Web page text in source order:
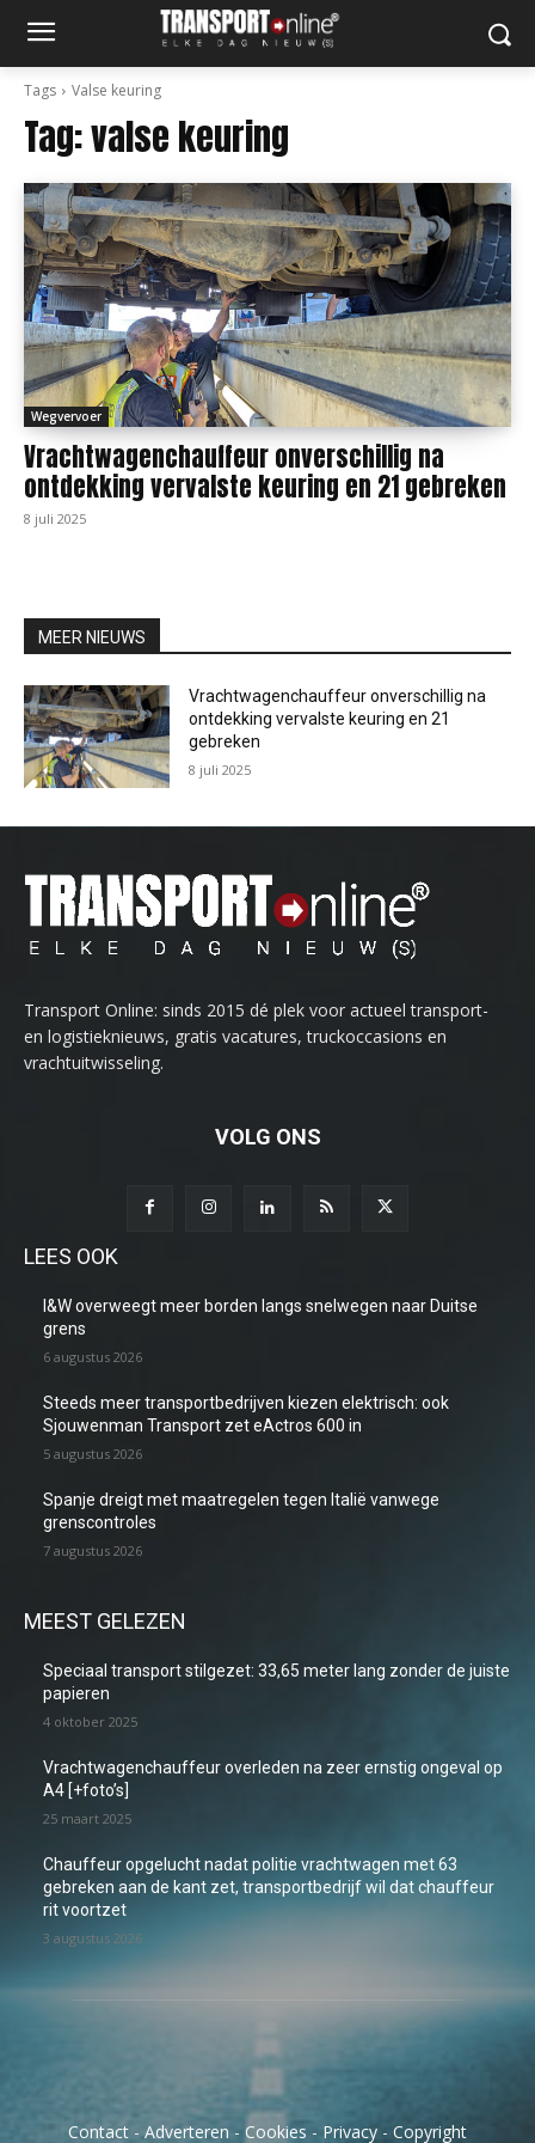
Tags Valse keuring
Tag:valse keuring
Wegvervoer
Vrachtwagenchauffeur onverschillig na
ontdekking vervalste keuring en 21 gebreken
8 juli 2025
MEER NIEUWS
Vrachtwagenchauffeur onverschillig na
ontdekking vervalste keuring en 21
gebreken
8 juli 2025
Transport Online: sinds 2015 dé plek voor actueel transport-
en logistieknieuws, gratis vacatures, truckoccasions en
vrachtuitwisseling.
VOLG ONS
LEES OOK
I&W overweegt meer borden langs snelwegen naar Duitse
grens
6 augustus 2026
Steeds meer transportbedrijven kiezen elektrisch: ook
Sjouwenman Transport zet eActros 600 in
5 augustus 2026
Spanje dreigt met maatregelen tegen Italië vanwege
grenscontroles
7 augustus 2026
MEEST GELEZEN
Speciaal transport stilgezet: 33,65 meter lang zonder de juiste
papieren
4 oktober 2025
Vrachtwagenchauffeur overleden na zeer ernstig ongeval op
A4 [+foto’s]
25 maart 2025
Chauffeur opgelucht nadat politie vrachtwagen met 63
gebreken aan de kant zet, transportbedrijf wil dat chauffeur
rit voortzet
3 augustus 2026
Contact -Adverteren - Cookies - Privacy - Copyright